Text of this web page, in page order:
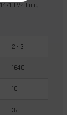
10 V2 Long
2 - 3
1640
10
37